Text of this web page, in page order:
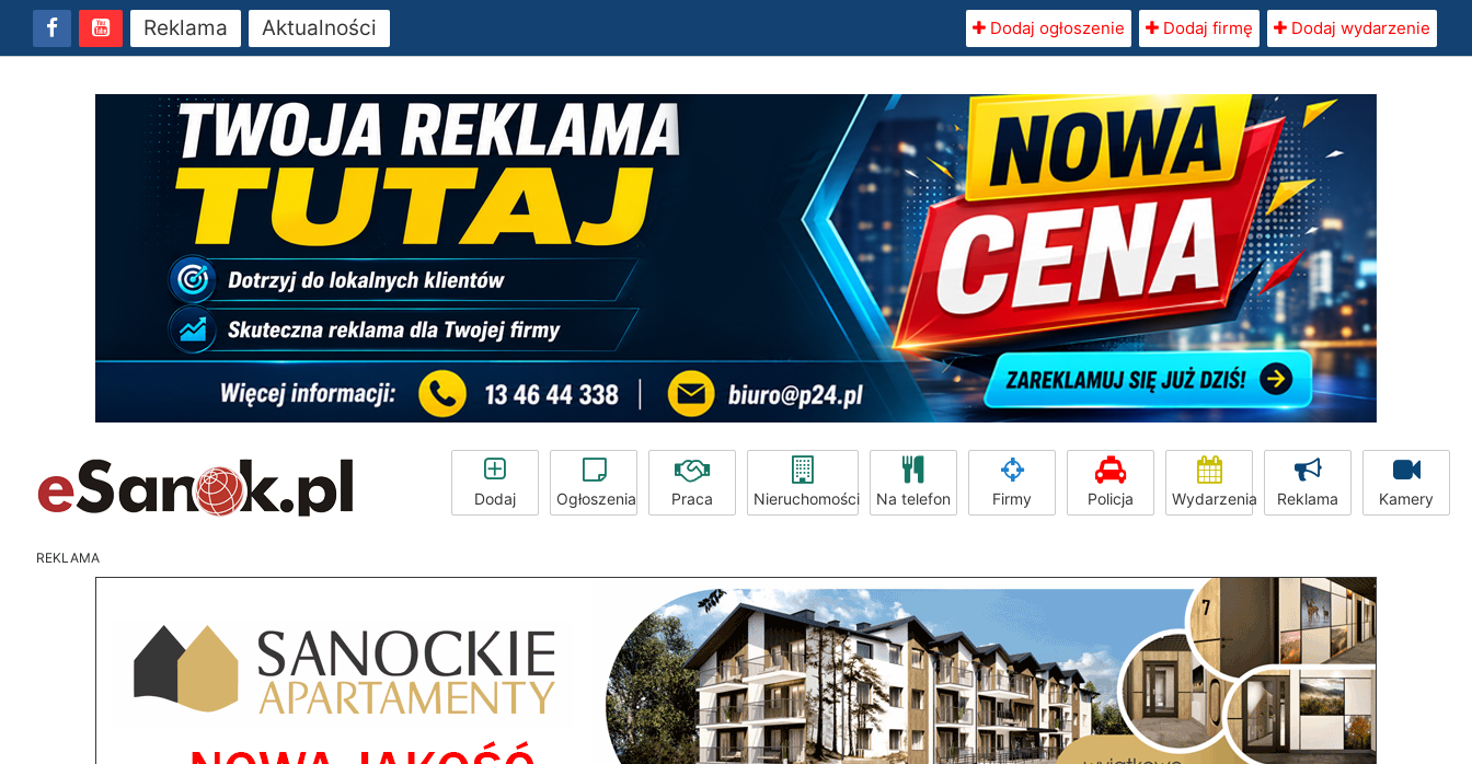
Reklama Aktualności Dodaj ogłoszenie Dodaj firmę Dodaj wydarzenie
Dodaj Ogłoszenia Praca Nieruchomości Na telefon Firmy Policja Wydarzenia Reklama Kamery
REKLAMA